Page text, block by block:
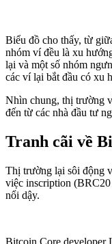
Biểu đồ cho thấy, từ
nhóm ví đều là xu
lại và một số nhóm
các ví lại bắt đầu có xu
Nhìn chung, thị trường
đến từ các nhà đầu tư
Tranh cãi về
Thị trường lại sôi động
việc inscription
nổi dậy.
Bitcoin Core developer